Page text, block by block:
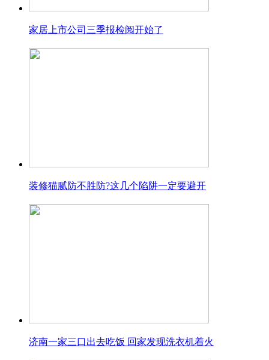
家居上市公司三季报检阅开始了
装修猫腻防不胜防?这几个陷阱一定要避开
济南一家三口出去吃饭 回家发现洗衣机着火